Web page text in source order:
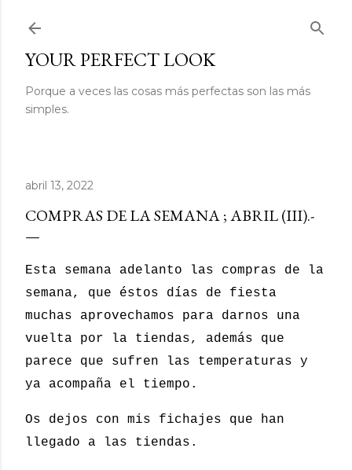
YOUR PERFECT LOOK
Porque a veces las cosas más perfectas son las más
simples.
abril 13, 2022
COMPRAS DE LA SEMANA ; ABRIL (III).-
Esta semana adelanto las compras de la
semana, que éstos días de fiesta
muchas aprovechamos para darnos una
vuelta por la tiendas, además que
parece que sufren las temperaturas y
ya acompaña el tiempo.
Os dejos con mis fichajes que han
llegado a las tiendas.